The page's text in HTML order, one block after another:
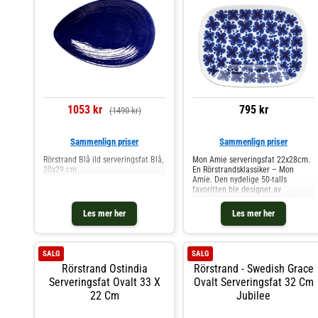
og festlig touch til borddekkingen.-
En del av den klassiske Swedish
Grace-serien. Kjøp Kakefat &
Kupler og andre Serveringstilbehør
hos Royal Design.
1053 kr (1490 kr)
Les mer her
Sammenlign priser
Rörstrand Blå ild serveringsfat Blå,
20x29 cm
795 kr
Les mer her
Sammenlign priser
Mon Amie serveringsfat 22x28cm.
En Rörstrandsklassiker – Mon
Amie. Den nydelige 50-talls
favoritten ble designet av
Marianne Westman en regnfull
midsommeraften i slutten på 1940-
tallet. De koboltblå blomstene er
elsket av mange og under
Rörstrand Ostindia
Serveringsfat Ovalt 33 X
22 Cm
SALG
Rörstrand - Swedish Grace
Ovalt Serveringsfat 32 Cm
Jubilee
SALG